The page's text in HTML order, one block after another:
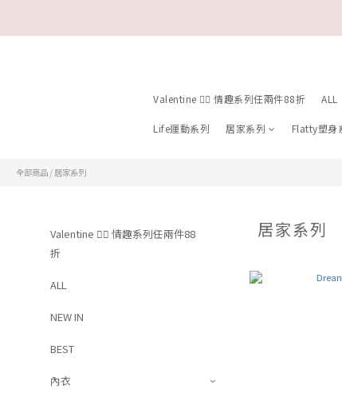
Valentine ❤️‍🔥 情趣系列任兩件88折 ALL
Life運動系列 居家系列 Flatty塑身
全部商品 / 居家系列
Valentine ❤️‍🔥 情趣系列任兩件88
折
ALL
NEW IN
BEST
內衣
居家系列